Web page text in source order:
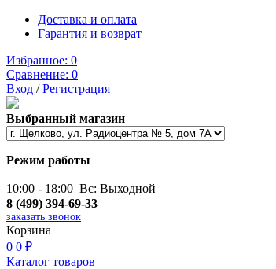
Доставка и оплата
Гарантия и возврат
Избранное: 0
Сравнение: 0
Вход /Регистрация
Выбранный магазин
Режим работы
10:00 - 18:00 Вс: Выходной
8 (499) 394-69-33
заказать звонок
Корзина
0 0 ₽
Каталог товаров